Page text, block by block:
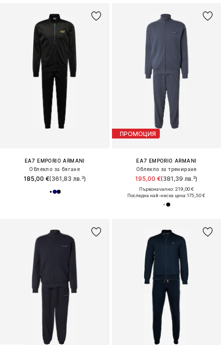
EA7 EMPORIO ARMANI
Облекло за бягане
185,00 €(361,83 лв.³)
ПРОМОЦИЯ
EA7 EMPORIO ARMANI
Облекло за трениране
195,00 €(381,39 лв.³)
Първоначално: 219,00 €
Последна най-ниска цена:175,50 €